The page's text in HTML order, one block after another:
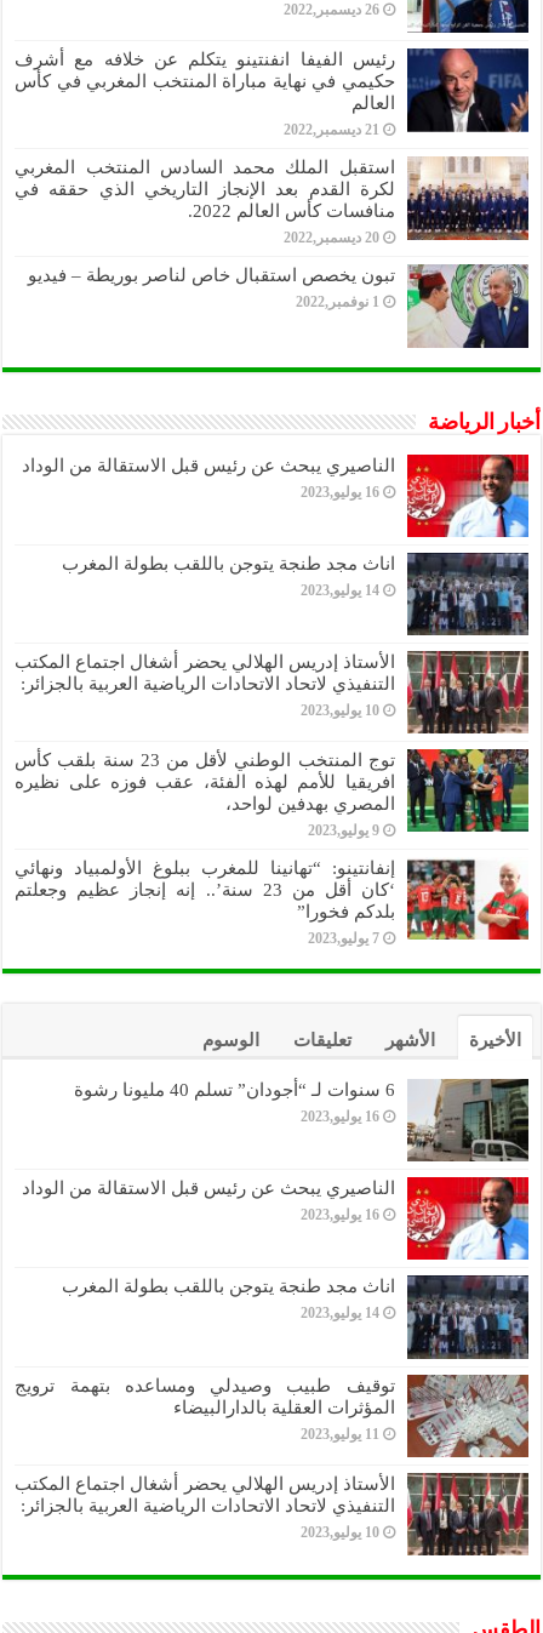
26 ديسمبر,2022
رئيس الفيفا انفنتينو يتكلم عن خلافه مع أشرف
حكيمي في نهاية مباراة المنتخب المغربي في كأس
العالم
21 ديسمبر,2022
استقبل الملك محمد السادس المنتخب المغربي
لكرة القدم بعد الإنجاز التاريخي الذي حققه في
منافسات كأس العالم 2022.
20 ديسمبر,2022
تبون يخصص استقبال خاص لناصر بوريطة – فيديو
1 نوفمبر,2022
أخبار الرياضة
الناصيري يبحث عن رئيس قبل الاستقالة من الوداد
16 يوليو,2023
اناث مجد طنجة يتوجن باللقب بطولة المغرب
14 يوليو,2023
الأستاذ إدريس الهلالي يحضر أشغال اجتماع المكتب
التنفيذي لاتحاد الاتحادات الرياضية العربية بالجزائر:
10 يوليو,2023
توج المنتخب الوطني لأقل من 23 سنة بلقب كأس
افريقيا للأمم لهذه الفئة، عقب فوزه على نظيره
المصري بهدفين لواحد،
9 يوليو,2023
إنفانتينو: “تهانينا للمغرب ببلوغ الأولمبياد ونهائي
‘كان أقل من 23 سنة’.. إنه إنجاز عظيم وجعلتم
بلدكم فخورا”
7 يوليو,2023
الأخيرة الأشهر تعليقات الوسوم
6 سنوات لـ “أجودان” تسلم 40 مليونا رشوة
16 يوليو,2023
الناصيري يبحث عن رئيس قبل الاستقالة من الوداد
16 يوليو,2023
اناث مجد طنجة يتوجن باللقب بطولة المغرب
14 يوليو,2023
توقيف طبيب وصيدلي ومساعده بتهمة ترويج
المؤثرات العقلية بالدارالبيضاء
11 يوليو,2023
الأستاذ إدريس الهلالي يحضر أشغال اجتماع المكتب
التنفيذي لاتحاد الاتحادات الرياضية العربية بالجزائر:
10 يوليو,2023